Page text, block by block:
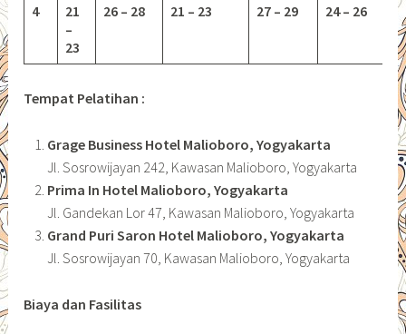
4
21
–
23
26 – 28 21 – 23 27 – 29 24 – 26
Tempat Pelatihan :
Grage Business Hotel Malioboro, Yogyakarta
Jl. Sosrowijayan 242, Kawasan Malioboro, Yogyakarta
Prima In Hotel Malioboro, Yogyakarta
Jl. Gandekan Lor 47, Kawasan Malioboro, Yogyakarta
Grand Puri Saron Hotel Malioboro, Yogyakarta
Jl. Sosrowijayan 70, Kawasan Malioboro, Yogyakarta
Biaya dan Fasilitas